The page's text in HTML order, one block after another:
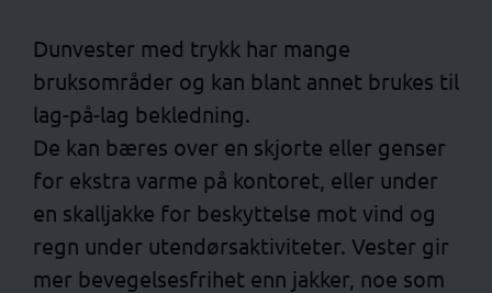
Dunvester med trykk har mange
bruksområder og kan blant annet brukes til
lag-på-lag bekledning.
De kan bæres over en skjorte eller genser
for ekstra varme på kontoret, eller under
en skalljakke for beskyttelse mot vind og
regn under utendørsaktiviteter. Vester gir
mer bevegelsesfrihet enn jakker, noe som